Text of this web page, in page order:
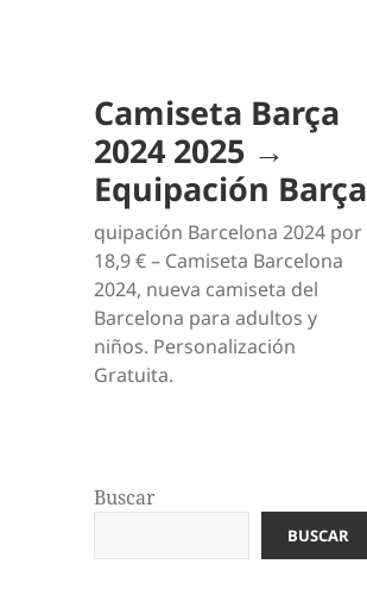
Camiseta Barça
2024 2025 →
Equipación Barça
quipación Barcelona 2024 por
18,9 € – Camiseta Barcelona
2024, nueva camiseta del
Barcelona para adultos y
niños. Personalización
Gratuita.
Buscar
BUSCAR